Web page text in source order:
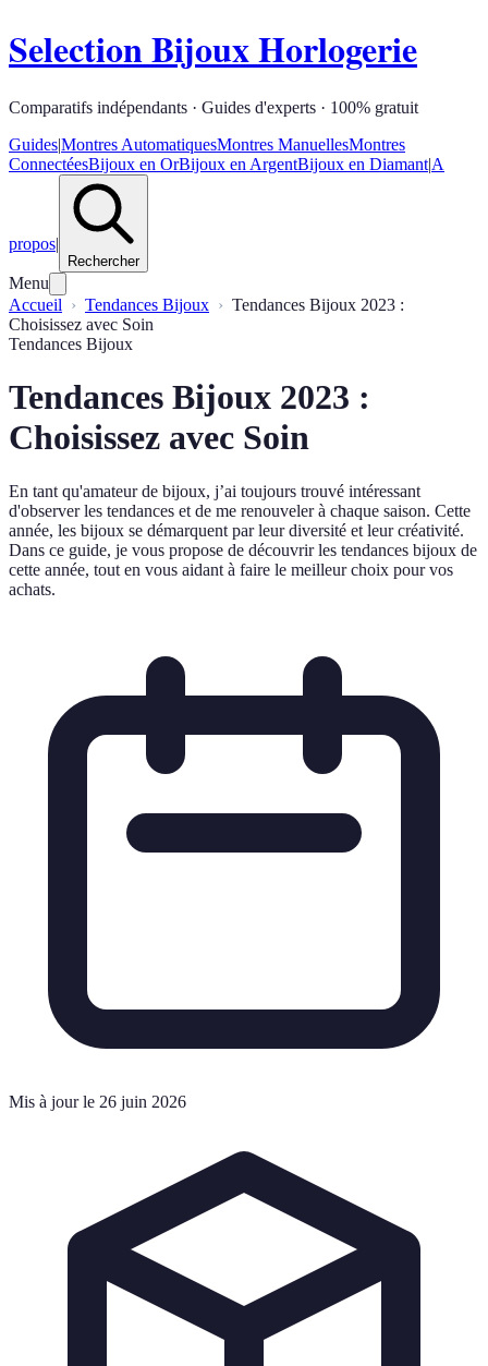
Selection Bijoux Horlogerie
Comparatifs indépendants · Guides d'experts · 100% gratuit
Guides|Montres AutomatiquesMontres ManuellesMontres
ConnectéesBijoux en OrBijoux en ArgentBijoux en Diamant|A
propos|
Rechercher
Menu
Accueil
Tendances Bijoux
Tendances Bijoux 2023 :
Choisissez avec Soin
Tendances Bijoux
Tendances Bijoux 2023 :
Choisissez avec Soin
En tant qu'amateur de bijoux, j’ai toujours trouvé intéressant
d'observer les tendances et de me renouveler à chaque saison. Cette
année, les bijoux se démarquent par leur diversité et leur créativité.
Dans ce guide, je vous propose de découvrir les tendances bijoux de
cette année, tout en vous aidant à faire le meilleur choix pour vos
achats.
Mis à jour le 26 juin 2026